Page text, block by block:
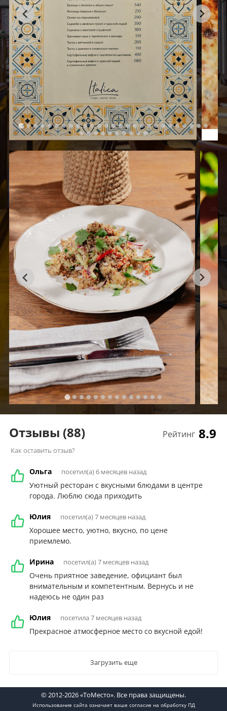
Рейтинг 8.9
Отзывы (88)
Как оставить отзыв?
Ольга посетил(а) 6 месяцев назад
Уютный ресторан с вкусными блюдами в центре
города. Люблю сюда приходить
Юлия посетил(а) 7 месяцев назад
Хорошее место, уютно, вкусно, по цене
приемлемо.
Ирина посетил(а) 7 месяцев назад
Очень приятное заведение, официант был
внимательным и компетентным. Вернусь и не
надеюсь не один раз
Юлия посетила 7 месяцев назад
Прекрасное атмосферное место со вкусной едой!
Загрузить еще
© 2012-2026 «ТоМесто». Все права защищены.
Использование сайта означает ваше согласие на обработку ПД